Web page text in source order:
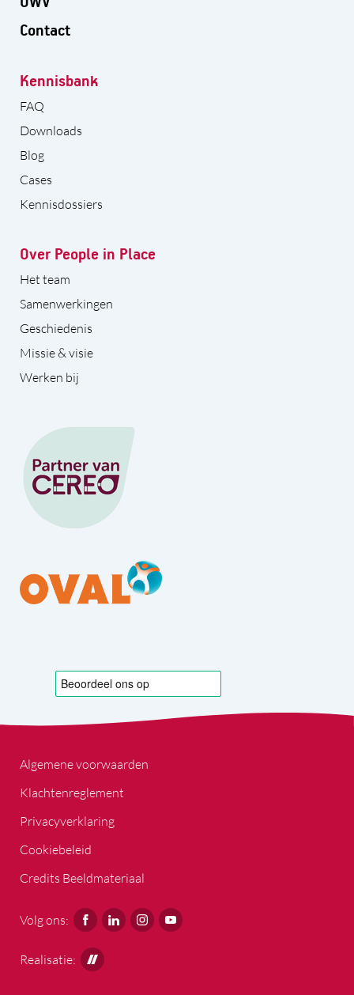
Contact
Kennisbank
FAQ
Downloads
Blog
Cases
Kennisdossiers
Over People in Place
Het team
Samenwerkingen
Geschiedenis
Missie & visie
Werken bij
Algemene voorwaarden
Klachtenreglement
Privacyverklaring
Cookiebeleid
Credits Beeldmateriaal
Volg ons:
Realisatie: